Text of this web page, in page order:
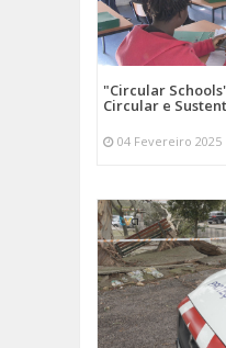
"Circular
Circular e
04 Fevereiro 2025